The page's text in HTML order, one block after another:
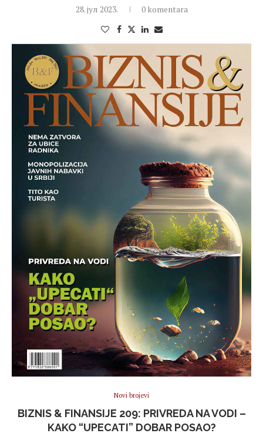
28. јул 2023. 0 komentara
Novi brojevi
BIZNIS & FINANSIJE 209: PRIVREDA NA VODI –
KAKO “UPECATI” DOBAR POSAO?